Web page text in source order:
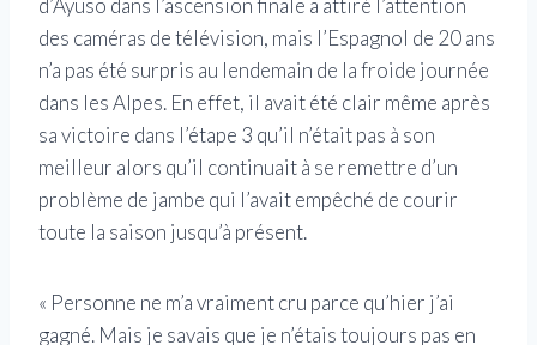
des caméras de télévision, mais l’Espagnol de 20 ans
n’a pas été surpris au lendemain de la froide journée
dans les Alpes. En effet, il avait été clair même après
sa victoire dans l’étape 3 qu’il n’était pas à son
meilleur alors qu’il continuait à se remettre d’un
problème de jambe qui l’avait empêché de courir
toute la saison jusqu’à présent.
« Personne ne m’a vraiment cru parce qu’hier j’ai
gagné. Mais je savais que je n’étais toujours pas en